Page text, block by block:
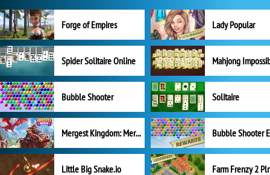
Forge of Empires Lady Popular
Spider Solitaire Online Mahjong
Bubble Shooter Solitaire
Mergest Kingdom: Merge Puzzle
Little Big Snake.io